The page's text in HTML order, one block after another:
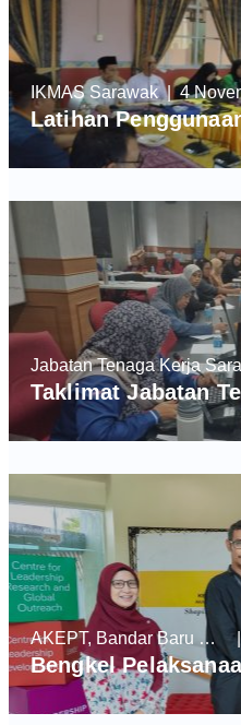
Latihan
IKMAS Sarawak| 4
Taklimat Jabatan
AKEPT, Bandar Baru Enstek |